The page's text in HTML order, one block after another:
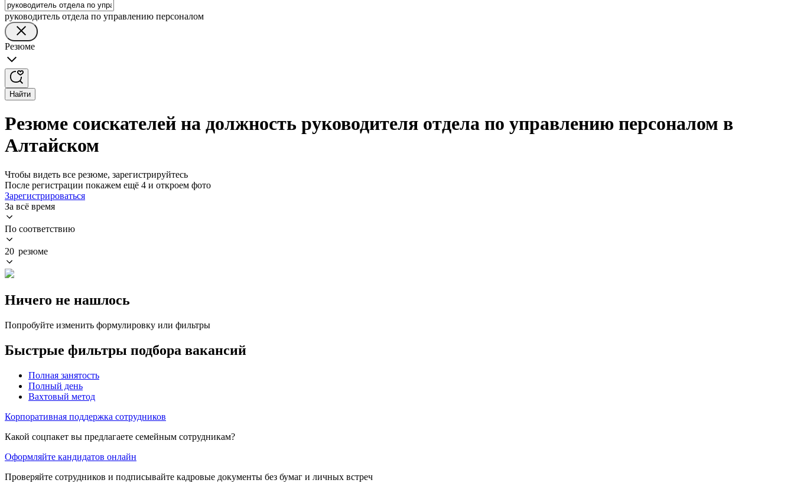
руководитель отдела по управлению персоналом
Резюме
Найти
Резюме соискателей на должность руководителя отдела по управлению персоналом в
Алтайском
Чтобы видеть все резюме, зарегистрируйтесь
После регистрации покажем ещё 4 и откроем фото
Зарегистрироваться
За всё время
По соответствию
20 резюме
Ничего не нашлось
Попробуйте изменить формулировку или фильтры
Быстрые фильтры подбора вакансий
Полная занятость
Полный день
Вахтовый метод
Корпоративная поддержка сотрудников
Какой соцпакет вы предлагаете семейным сотрудникам?
Оформляйте кандидатов онлайн
Проверяйте сотрудников и подписывайте кадровые документы без бумаг и личных встреч